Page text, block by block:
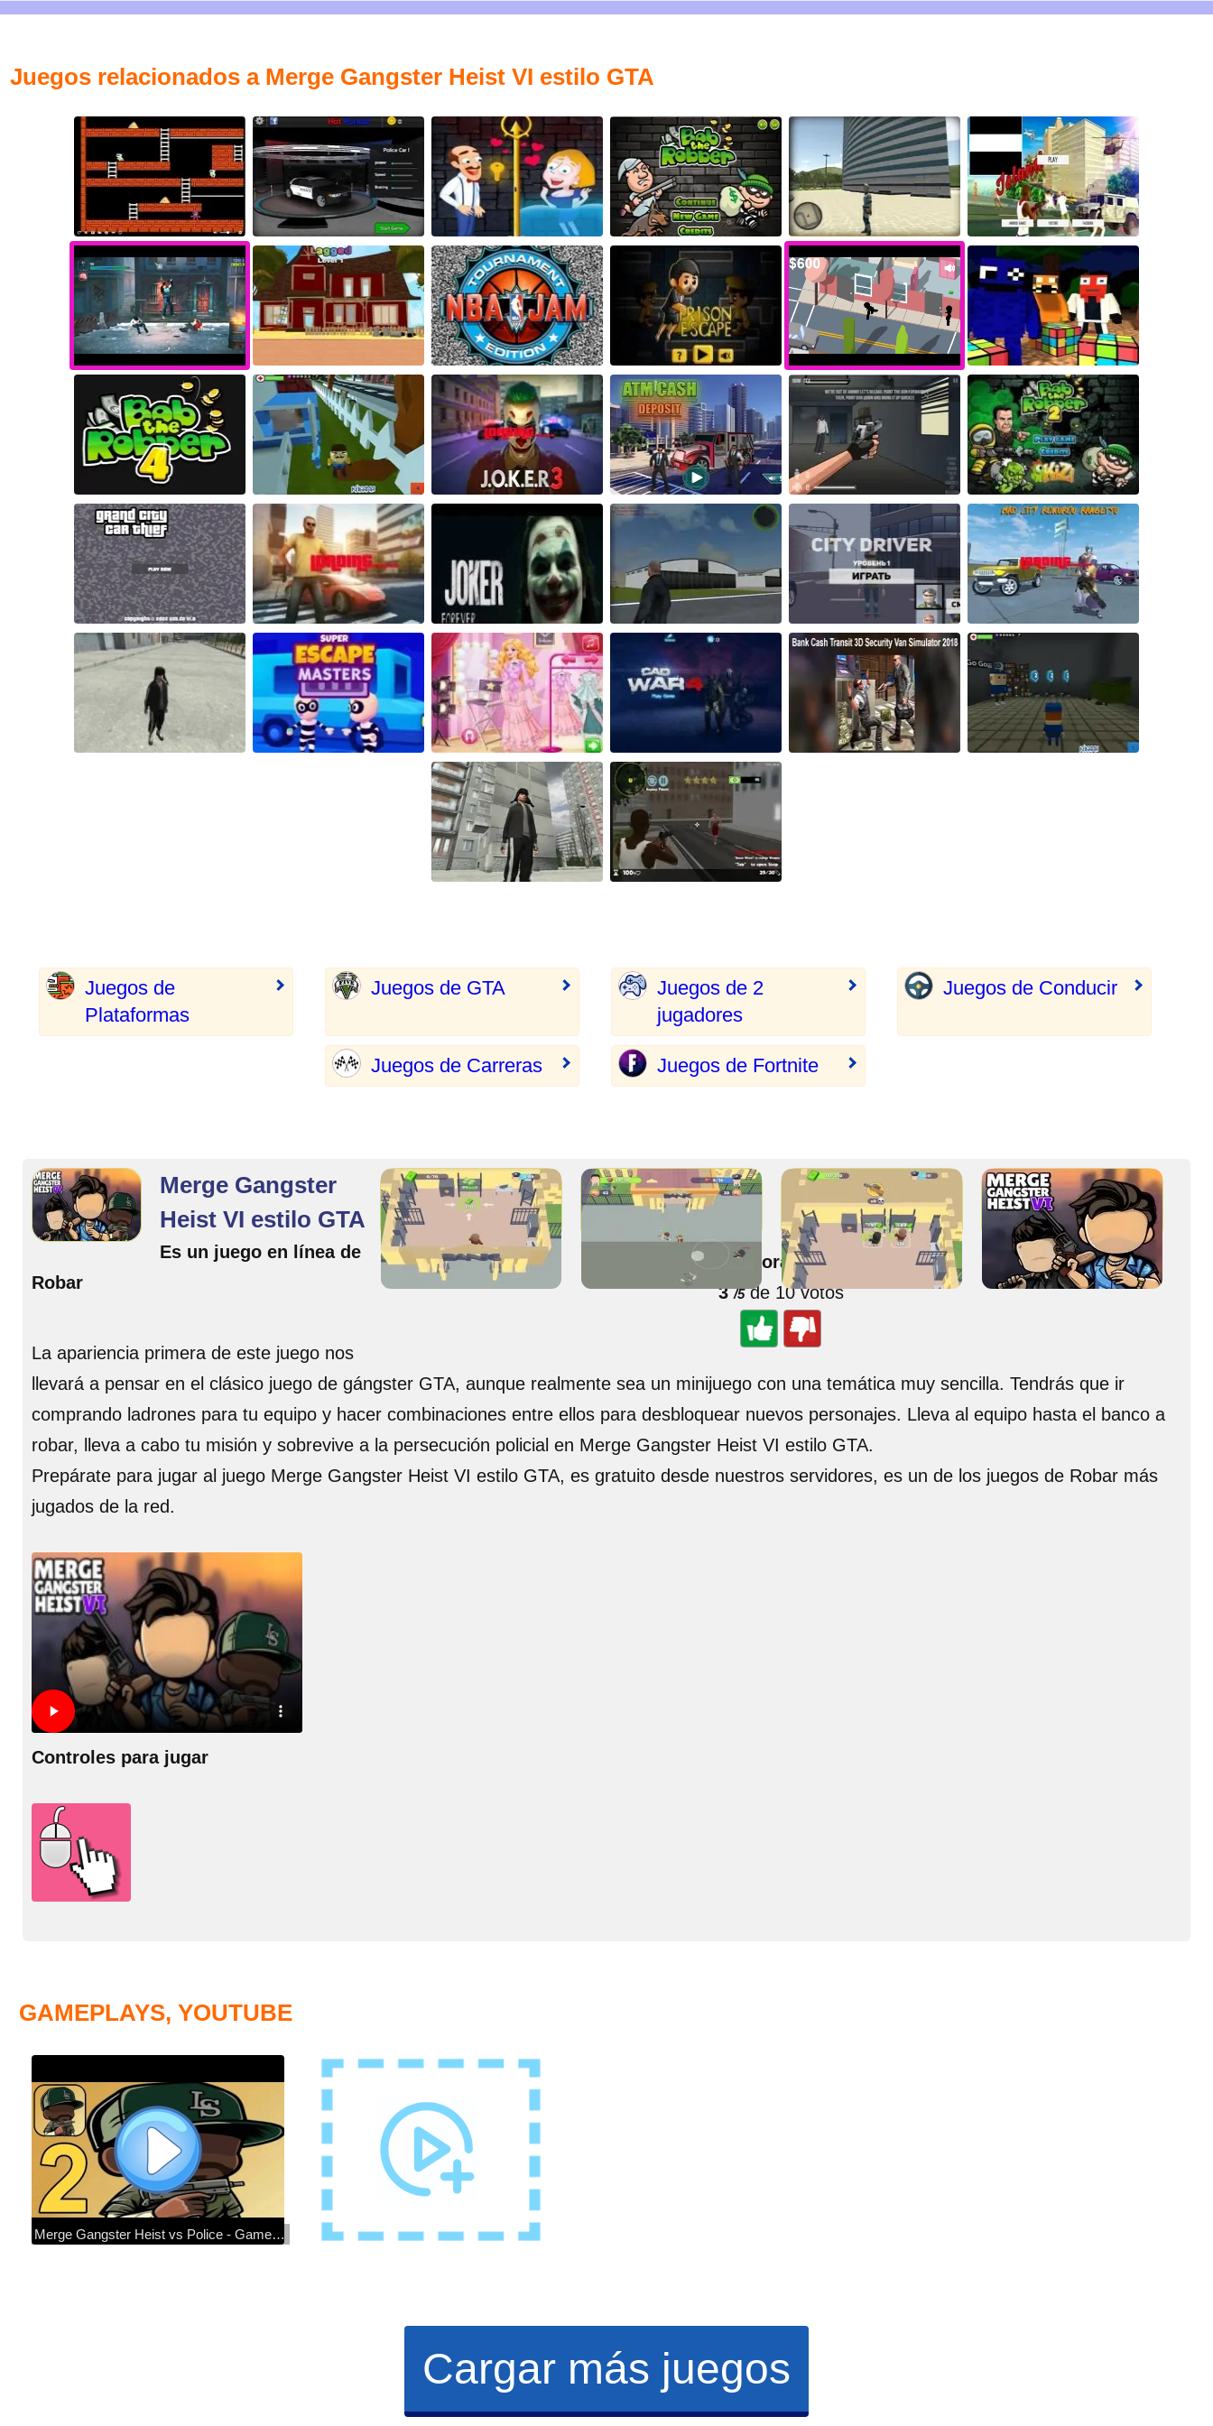
Juegos relacionados a Merge Gangster Heist VI estilo GTA
Juegos de
Plataformas
Juegos de GTA
Juegos de 2
jugadores
Juegos de Conducir
Juegos de Carreras Juegos de Fortnite
🌟 Valorar juego
3/5de 10 votos
Merge Gangster
Heist VI estilo GTA
Es un juego en línea de
Robar
La apariencia primera de este juego nos
llevará a pensar en el clásico juego de gángster GTA, aunque realmente sea un minijuego con una temática muy sencilla. Tendrás que ir
comprando ladrones para tu equipo y hacer combinaciones entre ellos para desbloquear nuevos personajes. Lleva al equipo hasta el banco a
robar, lleva a cabo tu misión y sobrevive a la persecución policial en Merge Gangster Heist VI estilo GTA.
Prepárate para jugar al juego Merge Gangster Heist VI estilo GTA, es gratuito desde nuestros servidores, es un de los juegos de Robar más
jugados de la red.
Controles para jugar
GAMEPLAYS, YOUTUBE
Merge Gangster Heist vs Police - Gameplay Walkthrough Part 2 All Levels 6 to 10 ( Android,iOS )
Cargar más juegos